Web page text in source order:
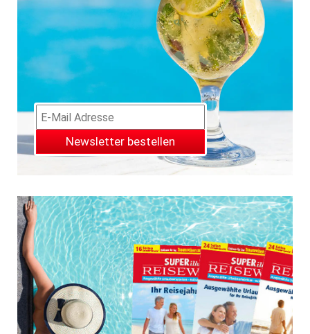
Newsletter bestellen